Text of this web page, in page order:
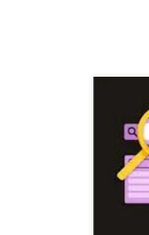
Article
Le
nom
ligne. Il